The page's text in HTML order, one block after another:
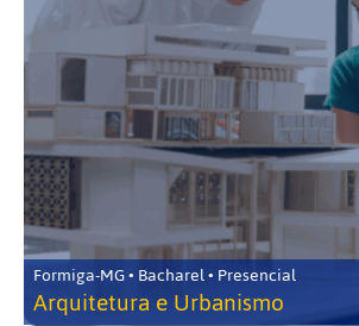
Formiga-MG • Bacharel • Presencial
Arquitetura e Urbanismo